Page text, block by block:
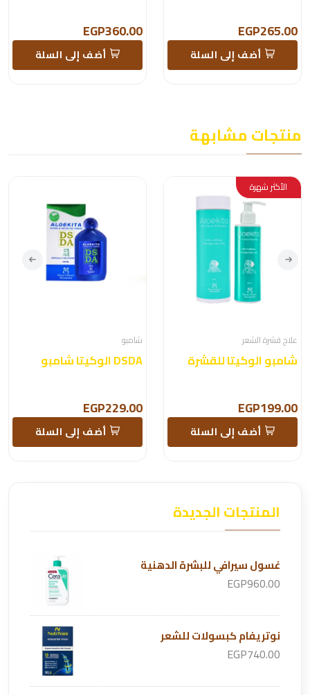
EGP265.00
أضف إلى السلة
EGP360.00
أضف إلى السلة
منتجات مشابهة
الأكثر شهرة
علاج قشرة الشعر
شامبو الوكيتا للقشرة
EGP199.00
أضف إلى السلة
شامبو
DSDA الوكيتا شامبو
EGP229.00
أضف إلى السلة
المنتجات الجديدة
غسول سيرافي للبشرة الدهنية
EGP960.00
نوتريفام كبسولات للشعر
EGP740.00